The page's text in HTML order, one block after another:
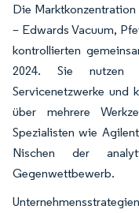
Die
– Edwards Vacuum,
kontrollierten
2024. Sie nutzen
Servicenetzwerke und
über mehrere
Spezialisten wie
Nischen der
Gegenwettbewerb.